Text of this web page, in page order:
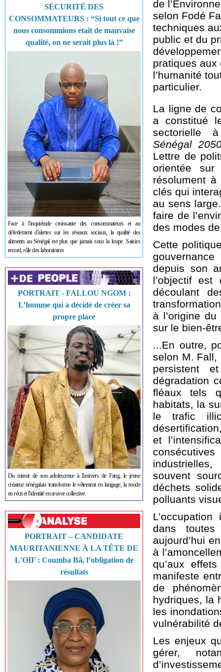
SÉCURITÉ DES
CONSOMMATEURS : “Si tout ce que
nous consommions était de mauvaise
qualité, on ne serait plus là !”
Face à l'inquiétude croissante des consommateurs et au
déferlement d'alertes sur les réseaux sociaux, la qualité des
aliments au Sénégal est plus que jamais sous la loupe. Saisies
record, rôle des laboratoires
PORTRAIT - FALLOU NGOM :
L’homme qui a décidé de créer sa
propre place
Du miroir de son adolescence à l'univers de Fang, le jeune
créateur sénégalais transforme le vêtement en langage, la mode
en récit et l'identité en œuvre collective.
PORTRAIT – CANDIDATE
MAURITANIENNE À LA TÊTE DE
L'OIF : Coumba Bâ, l’obligation de
résultats
de
selon Fodé
techniques
public et du
pratiques aux
l’humanité
particulier.
La ligne de
a constitué
sectorielle
Sénégal
Lettre de
orientée
résolument
clés qui
au sens
faire de
des modes
Cette
depuis son
l’objectif est
découlant
à l’origine
sur le bien-
...En outre,
selon M. Fall,
persistent
dégradation
fléaux tels
habitats, la
le trafic
et
souvent
déchets
polluants
dans toutes
aujourd’hui
à
qu’aux
manifeste
de
hydriques, la
les
vulnérabilité
Les enjeux
gérer,